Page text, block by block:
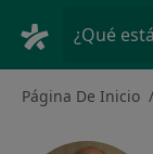
¿Qué
Página De Inicio